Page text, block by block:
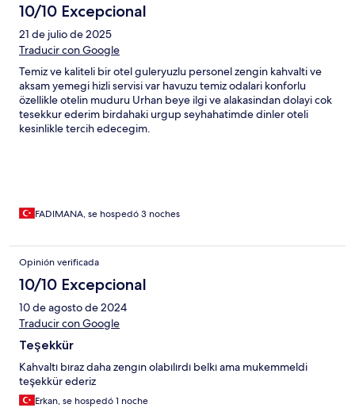
10/10 Excepcional
21 de julio de 2025
Traducir con Google
Temiz ve kaliteli bir otel guleryuzlu personel zengin kahvalti ve
aksam yemegi hizli servisi var havuzu temiz odalari konforlu
özellikle otelin muduru Urhan beye ilgi ve alakasindan dolayi cok
tesekkur ederim birdahaki urgup seyhahatimde dinler oteli
kesinlikle tercih edecegim.
FADIMANA, se hospedó 3 noches
Opinión verificada
10/10 Excepcional
10 de agosto de 2024
Traducir con Google
Teşekkür
Kahvaltı bıraz daha zengın olabılırdı belkı ama mukemmeldi
teşekkür ederiz
Erkan, se hospedó 1 noche